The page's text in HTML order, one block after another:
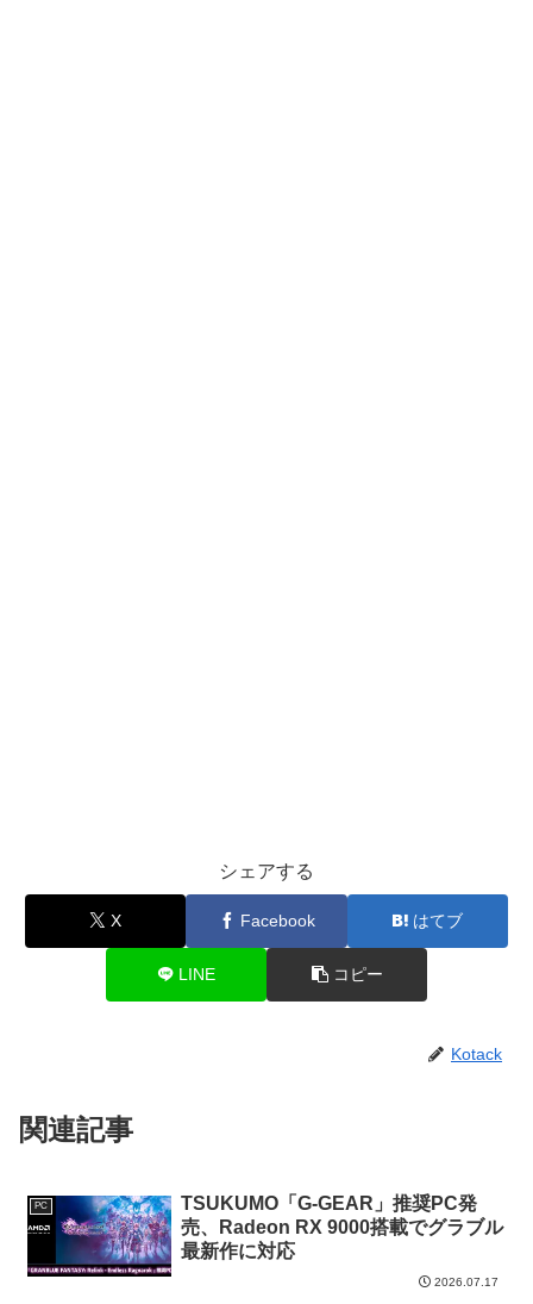
シェアする
X Facebook はてブ
LINE コピー
Kotack
関連記事
PC
TSUKUMO「G-GEAR」推奨PC発
売、Radeon RX 9000搭載でグラブル
最新作に対応
2026.07.17